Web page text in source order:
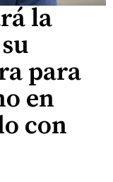
la
para
en
con